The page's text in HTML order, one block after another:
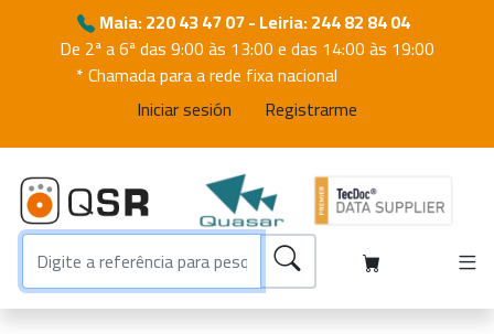
Maia: 220 43 47 07 - Leiria: 244 82 84 04
De 2ª a 6ª das 9:00 às 13:00 e das 14:00 às 19:00
* Chamada para a rede fixa nacional
Iniciar sesión
Registrarme